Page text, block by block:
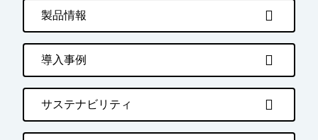
製品情報
導入事例
サステナビリティ